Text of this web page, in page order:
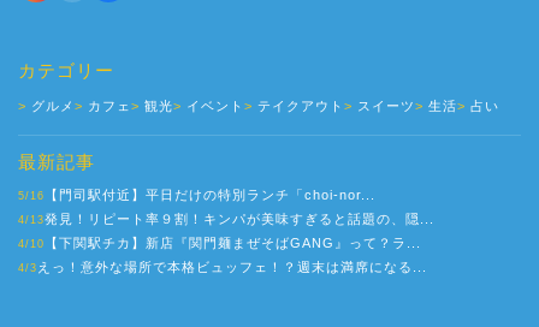
カテゴリー
グルメ カフェ 観光 イベント テイクアウト スイーツ 生活 占い
最新記事
5/16 【門司駅付近】平日だけの特別ランチ「choi-nor...
4/13発見！リピート率９割！キンパが美味すぎると話題の、隠...
4/10 【下関駅チカ】新店『関門麺まぜそばGANG』って？ラ...
4/3 えっ！意外な場所で本格ビュッフェ！？週末は満席になる...